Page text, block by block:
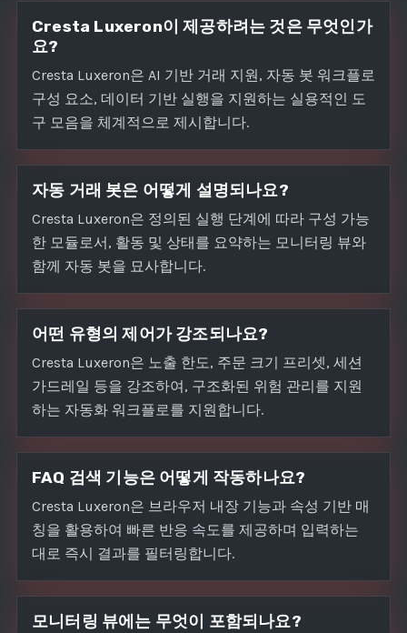
Cresta Luxeron이 제공하려는 것은 무엇인가
요?
Cresta Luxeron은 AI 기반 거래 지원, 자동 봇 워크플로
구성 요소, 데이터 기반 실행을 지원하는 실용적인 도
구 모음을 체계적으로 제시합니다.
자동 거래 봇은 어떻게 설명되나요?
Cresta Luxeron은 정의된 실행 단계에 따라 구성 가능
한 모듈로서, 활동 및 상태를 요약하는 모니터링 뷰와
함께 자동 봇을 묘사합니다.
어떤 유형의 제어가 강조되나요?
Cresta Luxeron은 노출 한도, 주문 크기 프리셋, 세션
가드레일 등을 강조하여, 구조화된 위험 관리를 지원
하는 자동화 워크플로를 지원합니다.
FAQ 검색 기능은 어떻게 작동하나요?
Cresta Luxeron은 브라우저 내장 기능과 속성 기반 매
칭을 활용하여 빠른 반응 속도를 제공하며 입력하는
대로 즉시 결과를 필터링합니다.
모니터링 뷰에는 무엇이 포함되나요?